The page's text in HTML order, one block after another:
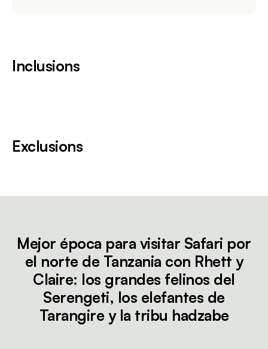
Inclusions
Exclusions
Mejor época para visitar Safari por
el norte de Tanzania con Rhett y
Claire: los grandes felinos del
Serengeti, los elefantes de
Tarangire y la tribu hadzabe